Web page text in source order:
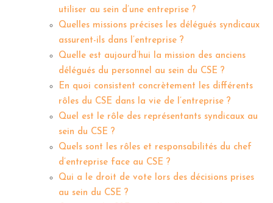
utiliser au sein d’une entreprise ?
Quelles missions précises les délégués syndicaux
assurent-ils dans l’entreprise ?
Quelle est aujourd’hui la mission des anciens
délégués du personnel au sein du CSE ?
En quoi consistent concrètement les différents
rôles du CSE dans la vie de l’entreprise ?
Quel est le rôle des représentants syndicaux au
sein du CSE ?
Quels sont les rôles et responsabilités du chef
d’entreprise face au CSE ?
Qui a le droit de vote lors des décisions prises
au sein du CSE ?